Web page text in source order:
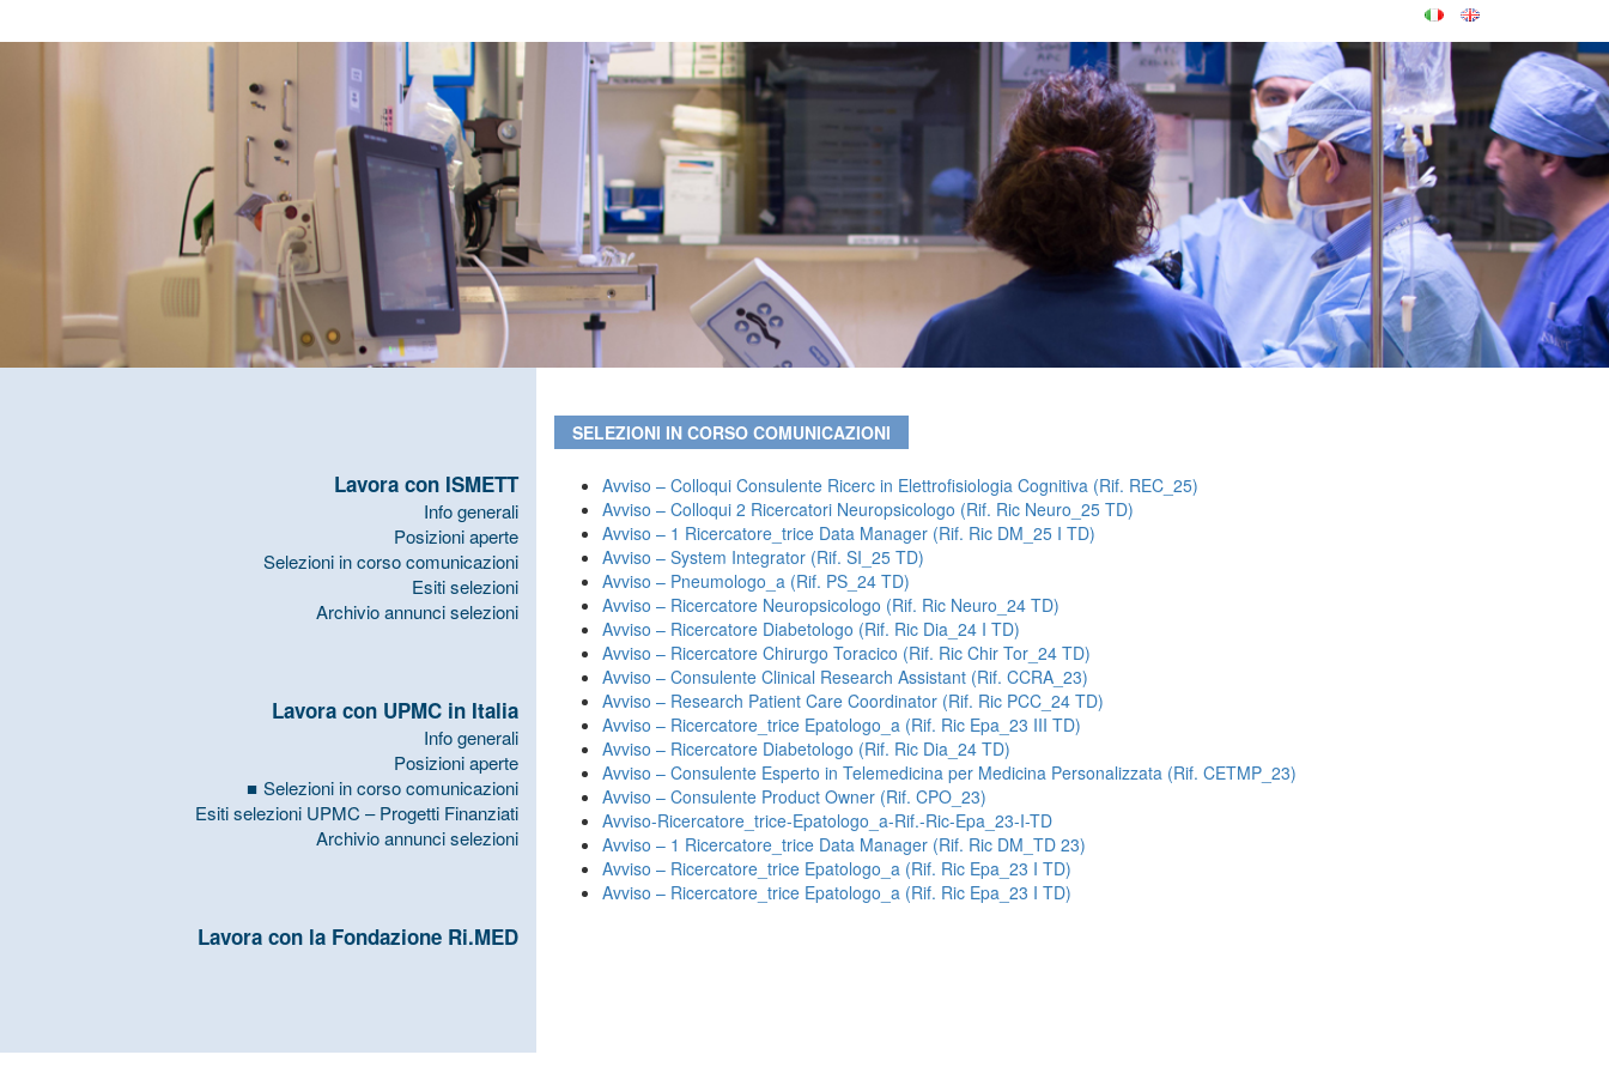
Lavora con ISMETT
Info generali
Posizioni aperte
Selezioni in corso comunicazioni
Esiti selezioni
Archivio annunci selezioni
Lavora con UPMC in Italia
Info generali
Posizioni aperte
Selezioni in corso comunicazioni
Esiti selezioni UPMC – Progetti Finanziati
Archivio annunci selezioni
Lavora con la Fondazione Ri.MED
SELEZIONI IN CORSO COMUNICAZIONI
Avviso – Colloqui Consulente Ricerc in Elettrofisiologia Cognitiva (Rif. REC_25)
Avviso – Colloqui 2 Ricercatori Neuropsicologo (Rif. Ric Neuro_25 TD)
Avviso – 1 Ricercatore_trice Data Manager (Rif. Ric DM_25 I TD)
Avviso – System Integrator (Rif. SI_25 TD)
Avviso – Pneumologo_a (Rif. PS_24 TD)
Avviso – Ricercatore Neuropsicologo (Rif. Ric Neuro_24 TD)
Avviso – Ricercatore Diabetologo (Rif. Ric Dia_24 I TD)
Avviso – Ricercatore Chirurgo Toracico (Rif. Ric Chir Tor_24 TD)
Avviso – Consulente Clinical Research Assistant (Rif. CCRA_23)
Avviso – Research Patient Care Coordinator (Rif. Ric PCC_24 TD)
Avviso – Ricercatore_trice Epatologo_a (Rif. Ric Epa_23 III TD)
Avviso – Ricercatore Diabetologo (Rif. Ric Dia_24 TD)
Avviso – Consulente Esperto in Telemedicina per Medicina Personalizzata (Rif. CETMP_23)
Avviso – Consulente Product Owner (Rif. CPO_23)
Avviso-Ricercatore_trice-Epatologo_a-Rif.-Ric-Epa_23-I-TD
Avviso – 1 Ricercatore_trice Data Manager (Rif. Ric DM_TD 23)
Avviso – Ricercatore_trice Epatologo_a (Rif. Ric Epa_23 I TD)
Avviso – Ricercatore_trice Epatologo_a (Rif. Ric Epa_23 I TD)